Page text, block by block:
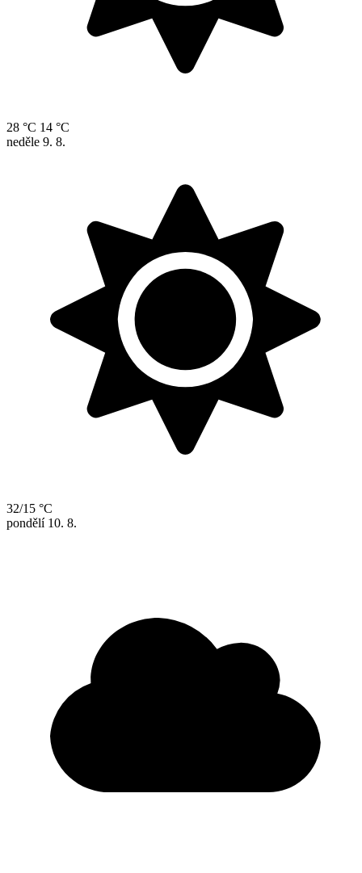
28 °C 14 °C
neděle 9. 8.
32/15 °C
pondělí 10. 8.